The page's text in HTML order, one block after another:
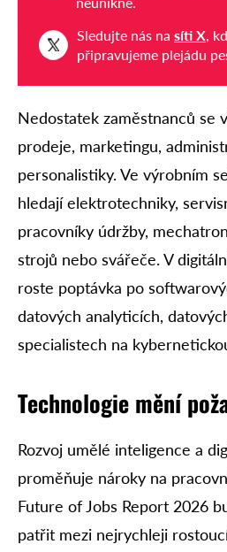
Sledujte nás na síti X,
připravujeme plejádu
Nedostatek zaměstnanců se
prodeje, marketingu,
personalistiky. Ve výrobním
hledají elektrotechniky,
pracovníky údržby,
strojů nebo svářeče. V
roste poptávka po
datových analyticích,
specialistech na
Technologie mění
Rozvoj umělé inteligence a
proměňuje nároky na
Future of Jobs Report 2026
patřit mezi nejrychleji